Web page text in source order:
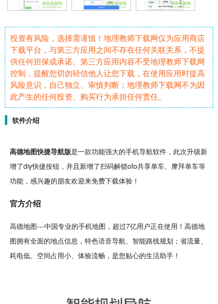
投资有风险，选择需谨慎！地理教师下载网仅为应用商店
下载平台，与第三方应用之间不存在任何关联关系，不提
供任何担保或承诺。第三方应用内容不受地理教师下载网
控制，提醒您切勿轻信他人让您下载，在使用应用时提高
风险意识，自己独立、审慎判断；地理教师下载网不为因
此产生的任何投资、购买行为承担任何责任。
软件介绍
高德地图快捷导航版是一款功能强大的手机导航软件 ，此次升级新
增了diy快捷按钮，并且新增了扫码解锁ofo共享单车、摩拜单车等
功能，感兴趣的朋友欢迎来免费下载体验！
官方介绍
高德地图---中国专业的手机地图，超过7亿用户正在使用！高德地
图拥有全面的地点信息，特色语音导航、 智能路线规划；省流量、
耗电低、 空间占用小、体验流畅 ，是您贴心的生活助手 ！